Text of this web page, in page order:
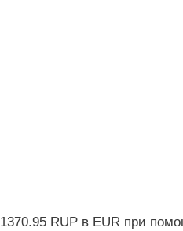
RUP в EUR при